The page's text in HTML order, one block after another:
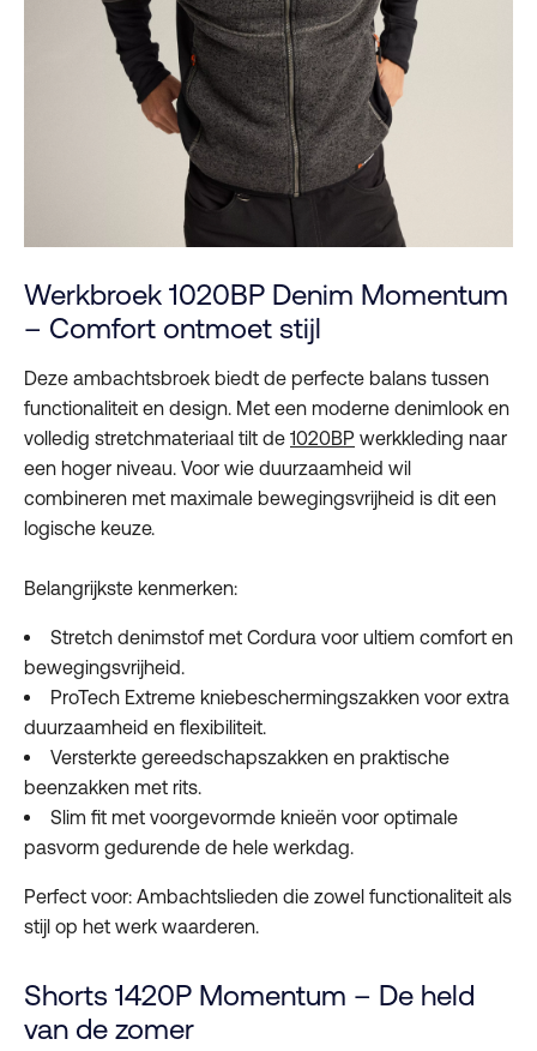
Werkbroek 1020BP Denim Momentum
– Comfort ontmoet stijl
Deze ambachtsbroek biedt de perfecte balans tussen
functionaliteit en design. Met een moderne denimlook en
volledig stretchmateriaal tilt de 1020BP werkkleding naar
een hoger niveau. Voor wie duurzaamheid wil
combineren met maximale bewegingsvrijheid is dit een
logische keuze.
Belangrijkste kenmerken:
Stretch denimstof met Cordura voor ultiem comfort en
bewegingsvrijheid.
ProTech Extreme kniebeschermingszakken voor extra
duurzaamheid en flexibiliteit.
Versterkte gereedschapszakken en praktische
beenzakken met rits.
Slim fit met voorgevormde knieën voor optimale
pasvorm gedurende de hele werkdag.
Perfect voor: Ambachtslieden die zowel functionaliteit als
stijl op het werk waarderen.
Shorts 1420P Momentum – De held
van de zomer